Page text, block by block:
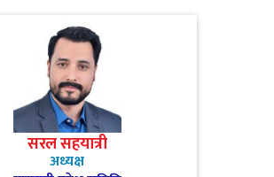
सरल सहयात्री
अध्यक्ष